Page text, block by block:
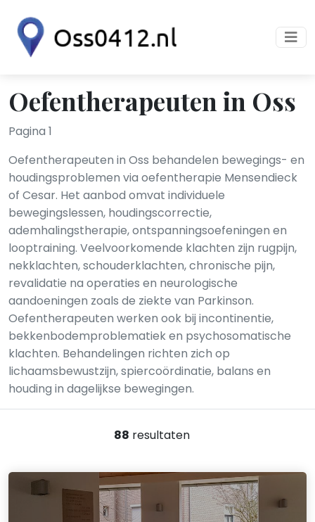
Oefentherapeuten in Oss
Pagina 1
Oefentherapeuten in Oss behandelen bewegings- en
houdingsproblemen via oefentherapie Mensendieck
of Cesar. Het aanbod omvat individuele
bewegingslessen, houdingscorrectie,
ademhalingstherapie, ontspanningsoefeningen en
looptraining. Veelvoorkomende klachten zijn rugpijn,
nekklachten, schouderklachten, chronische pijn,
revalidatie na operaties en neurologische
aandoeningen zoals de ziekte van Parkinson.
Oefentherapeuten werken ook bij incontinentie,
bekkenbodemproblematiek en psychosomatische
klachten. Behandelingen richten zich op
lichaamsbewustzijn, spiercoördinatie, balans en
houding in dagelijkse bewegingen.
88 resultaten